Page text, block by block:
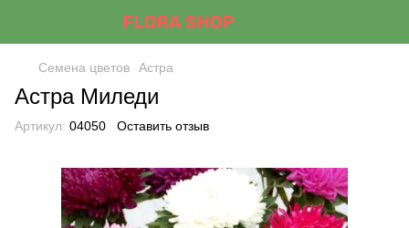
Семена цветов Астра
Астра Миледи
Артикул: 04050 Оставить отзыв